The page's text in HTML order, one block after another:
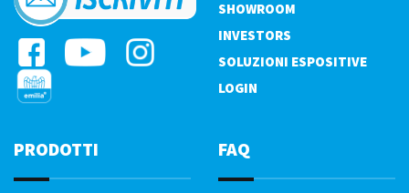
SHOWROOM
INVESTORS
SOLUZIONI ESPOSITIVE
LOGIN
PRODOTTI FAQ